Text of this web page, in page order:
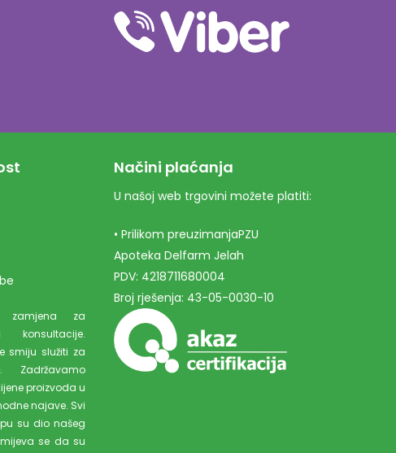
zamjena za
smiju služiti za
Zadržavamo
proizvoda u
najave. Svi
su dio našeg
se da su
Načini plaćanja
U našoj web trgovini možete platiti:
• Prilikom preuzimanjaPZU
Apoteka Delfarm Jelah
PDV: 4218711680004
Broj rješenja: 43-05-0030-10